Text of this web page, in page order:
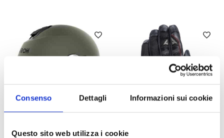
Consenso Dettagli Informazioni sui cookie
Questo sito web utilizza i cookie
AIROH
DAINESE